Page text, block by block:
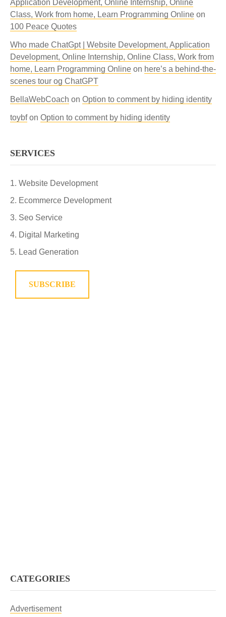
Application Development, Online Internship, Online
Class, Work from home, Learn Programming Online on
100 Peace Quotes
Who made ChatGpt | Website Development, Application
Development, Online Internship, Online Class, Work from
home, Learn Programming Online on here’s a behind-the-
scenes tour og ChatGPT
BellaWebCoach on Option to comment by hiding identity
toybfon Option to comment by hiding identity
SERVICES
Website Development
Ecommerce Development
Seo Service
Digital Marketing
Lead Generation
SUBSCRIBE
CATEGORIES
Advertisement